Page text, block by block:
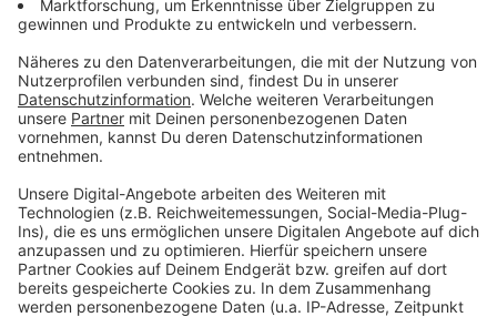
sammeln. Bitte lesen Sie die
Nutzung des Service zu, um dieses
Video anzusehen.
Mehr Informationen
Akzeptieren
powered byUsercentrics Consent
Management Platform
Coldplay X BTS - My Universe: Die neue Single von
ihrem Album "Music From The Spheres"
Anzeige